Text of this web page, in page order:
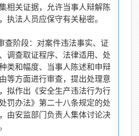
相关证据，允许当事人辩解陈
执法人员应保守有关秘密。
查阶段：对案件违法事实、证
调查取证程序、法律适用、处
类和幅度、当事人陈述和申辩
等方面进行审查，提出处理意
拟作出《安全生产违法行为行
罚办法》第二十八条规定的处
由安监部门负责人集体讨论决